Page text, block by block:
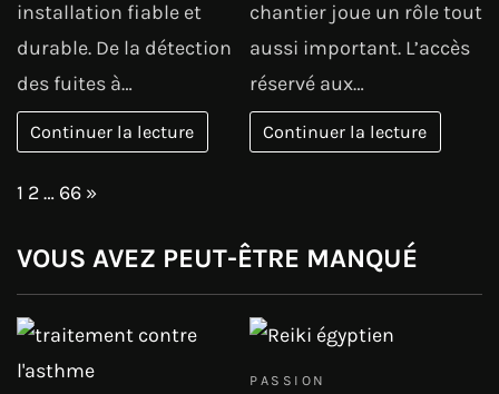
installation fiable et
durable. De la détection
des fuites à…
Continuer la lecture
chantier joue un rôle tout
aussi important. L’accès
réservé aux…
Continuer la lecture
Page:
1 2… 66 Next
»
VOUS AVEZ PEUT-ÊTRE MANQUÉ
PASSION